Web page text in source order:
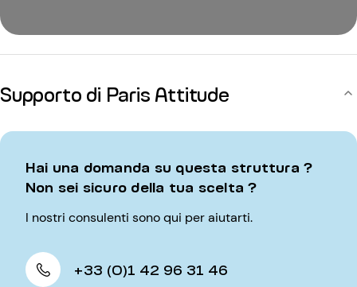
Supporto di Paris Attitude
Hai una domanda su questa struttura ?
Non sei sicuro della tua scelta ?
I nostri consulenti sono qui per aiutarti.
+33 (0)1 42 96 31 46